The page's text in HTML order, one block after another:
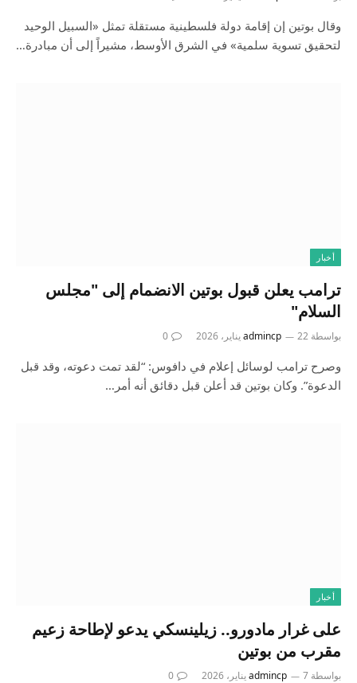
وقال بوتين إن إقامة دولة فلسطينية مستقلة تمثل «السبيل الوحيد
لتحقيق تسوية سلمية» في الشرق الأوسط، مشيراً إلى أن مبادرة…
أخبار
ترامب يعلن قبول بوتين الانضمام إلى "مجلس
السلام"
بواسطة admincp 22 يناير، 2026 0
وصرح ترامب لوسائل إعلام في دافوس: “لقد تمت دعوته، وقد قبل
الدعوة”. وكان بوتين قد أعلن قبل دقائق أنه أمر…
أخبار
على غرار مادورو.. زيلينسكي يدعو لإطاحة زعيم
مقرب من بوتين
بواسطة admincp 7 يناير، 2026 0